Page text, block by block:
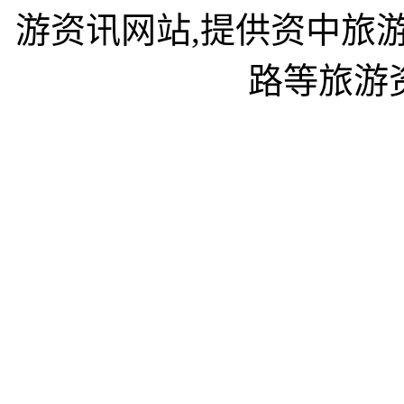
游资讯网站,提供资中旅
路等旅游